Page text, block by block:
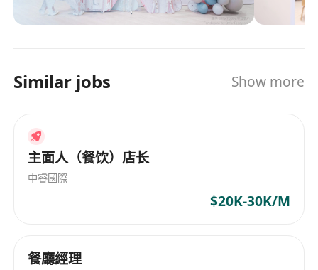
Similar jobs Show more
主面人（餐饮）店长
中睿國際
$20K-30K/M
餐廳經理